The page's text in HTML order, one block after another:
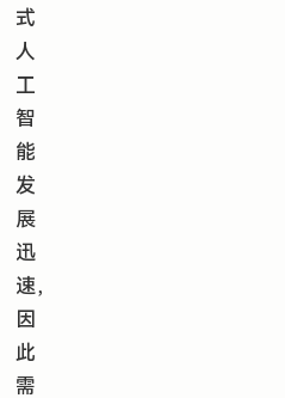
式
人
工
智
能
发
展
迅
速，
因
此
需